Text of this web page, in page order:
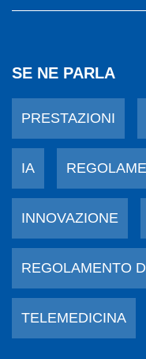
SE NE PARLA
PRESTAZIONI
IA
INNOVAZIONE
REGOLAMENTO
TELEMEDICINA